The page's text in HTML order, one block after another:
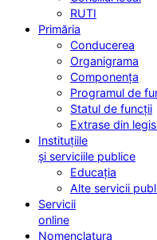
RUTI
Primăria
Conducerea
Organigrama
Componența
Programul de
Statul de funcții
Extrase din
Instituțiile
și serviciile publice
Educația
Alte servicii
Servicii
online
Nomenclatura